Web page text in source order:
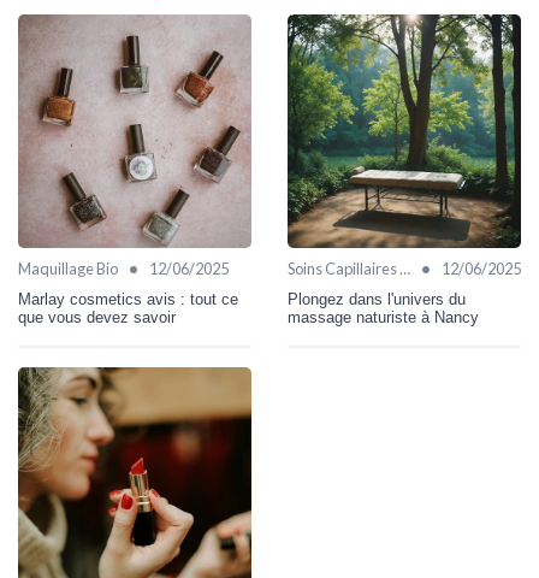
Maquillage Bio • 12/06/2025
Marlay cosmetics avis : tout ce
que vous devez savoir
Soins Capillaires Bio • 12/06/2025
Plongez dans l'univers du
massage naturiste à Nancy